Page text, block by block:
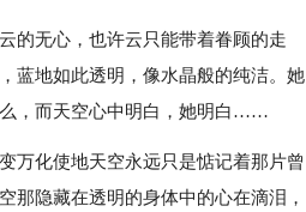
的无心，也许云只能带着眷顾的走
蓝地如此透明，像水晶般的纯洁。她
，而天空心中明白，她明白……
万化使地天空永远只是惦记着那片曾
那隐藏在透明的身体中的心在滴泪，